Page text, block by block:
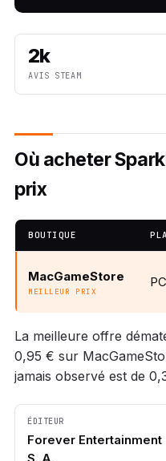
2k
AVIS STEAM
Où acheter
prix
BOUTIQUE
MacGameStore
MEILLEUR PRIX
PC
La meilleure offre
0,95 € sur
jamais observé est de
ÉDITEUR
Forever Entertainment